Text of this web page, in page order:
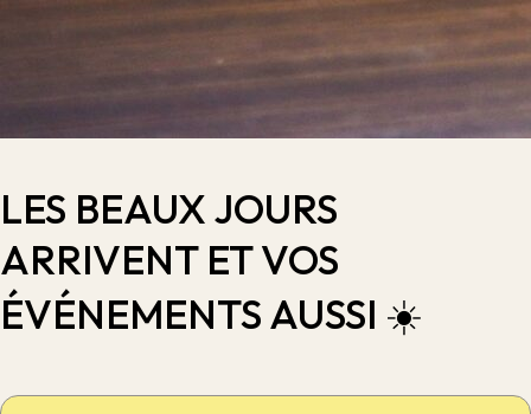
LES BEAUX JOURS
ARRIVENT ET VOS
ÉVÉNEMENTS AUSSI ☀️